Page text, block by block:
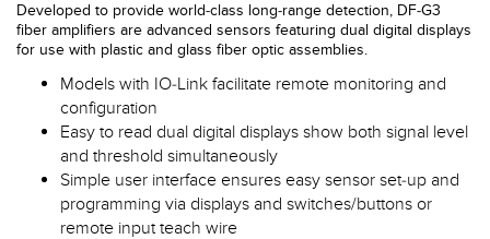
Developed to provide world-class long-range detection, DF-G3
fiber amplifiers are advanced sensors featuring dual digital displays
for use with plastic and glass fiber optic assemblies.
Models with IO-Link facilitate remote monitoring and
configuration
Easy to read dual digital displays show both signal level
and threshold simultaneously
Simple user interface ensures easy sensor set-up and
programming via displays and switches/buttons or
remote input teach wire